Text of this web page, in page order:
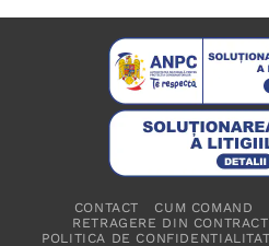
CONTACT CUM COMAND
RETRAGERE DIN CONTRACT
POLITICA DE